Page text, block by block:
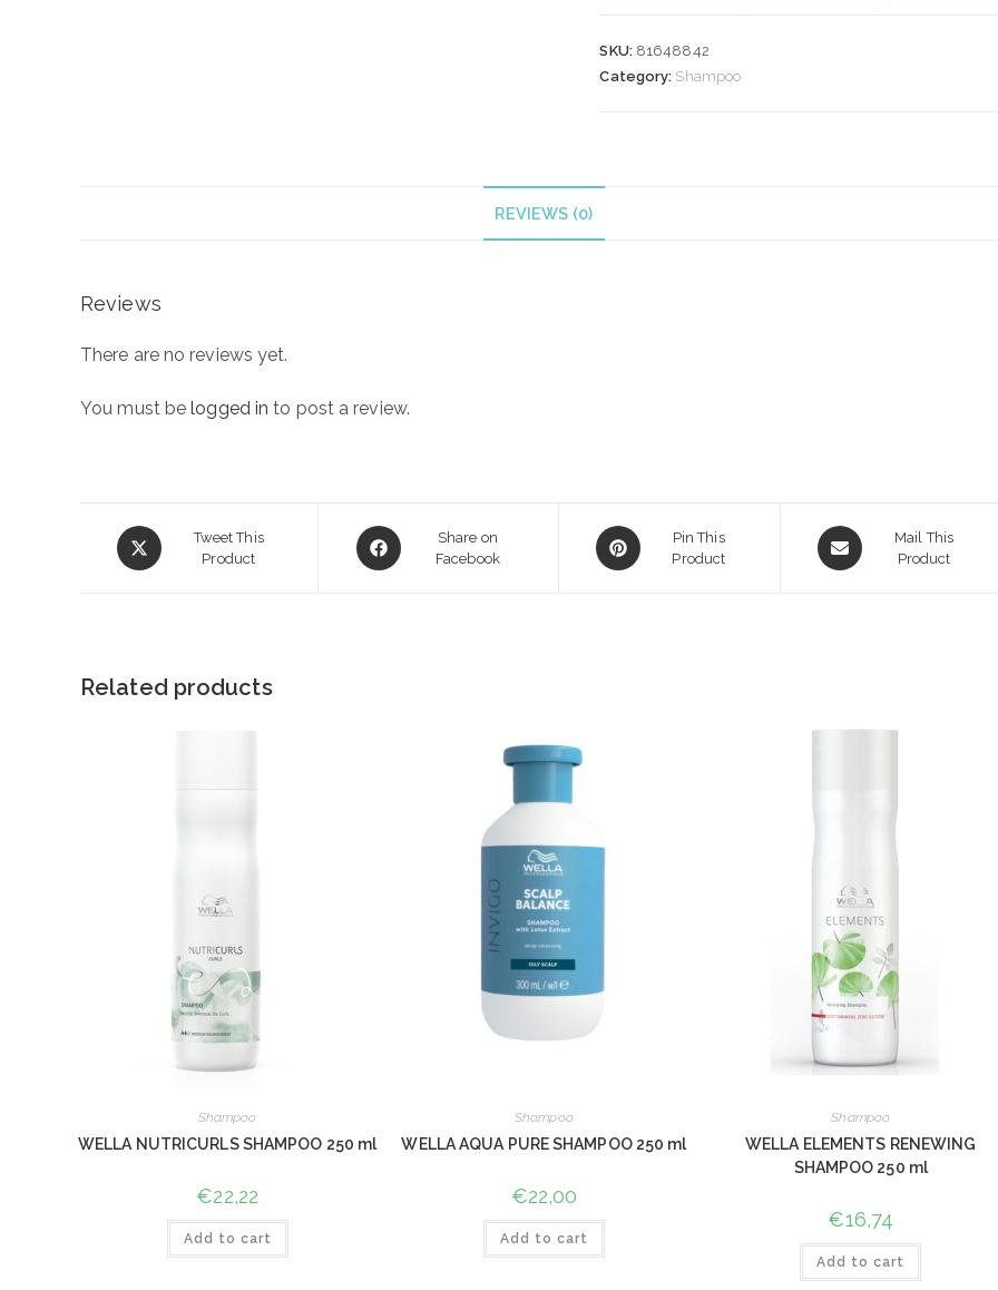
SKU: 81648842
Category: Shampoo
REVIEWS (0)
Reviews
There are no reviews yet.
You must belogged in to post a review.
Opens
in
Tweet This
Product
Opens
in
Share on
Facebook
Opens
in
Pin This
Product
Opens
in
Mail This
Product
Related products
Shampoo
WELLA NUTRICURLS SHAMPOO 250 ml
€22,22
Add to cart
Shampoo
WELLA AQUA PURE SHAMPOO 250 ml
€22,00
Add to cart
Shampoo
WELLA ELEMENTS RENEWING
SHAMPOO 250 ml
€16,74
Add to cart